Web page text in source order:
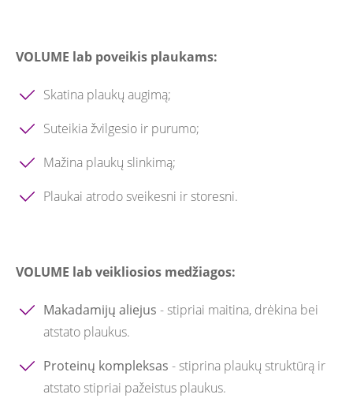
VOLUME lab poveikis plaukams:
Skatina plaukų augimą;
Suteikia žvilgesio ir purumo;
Mažina plaukų slinkimą;
Plaukai atrodo sveikesni ir storesni.
VOLUME lab veikliosios medžiagos:
Makadamijų aliejus - stipriai maitina, drėkina bei
atstato plaukus.
Proteinų kompleksas - stiprina plaukų struktūrą ir
atstato stipriai pažeistus plaukus.